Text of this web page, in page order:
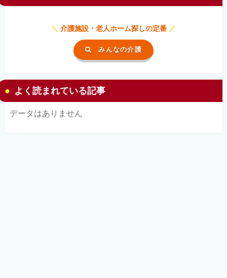
＼ 介護施設・老人ホーム探しの定番 ／
みんなの介護
よく読まれている記事
データはありません